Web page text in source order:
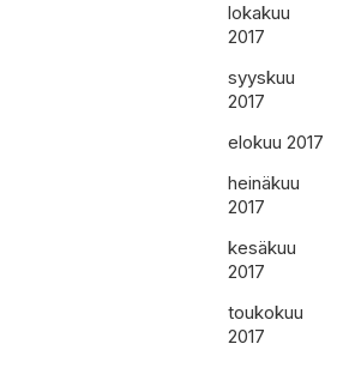
lokakuu
2017
syyskuu
2017
elokuu 2017
heinäkuu
2017
kesäkuu
2017
toukokuu
2017